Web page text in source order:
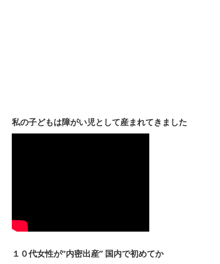
私の子どもは障がい児として産まれてきました
１０代女性が“内密出産” 国内で初めてか